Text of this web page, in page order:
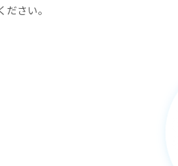
さい。